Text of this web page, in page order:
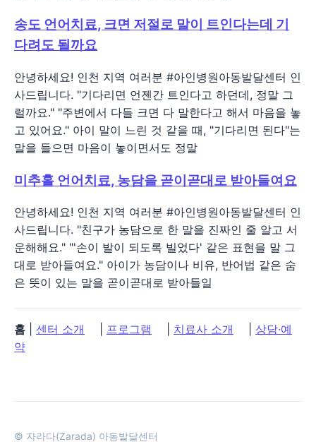
송도 언어치료, 크면 저절로 말이 트인다는데 기
다려도 될까요
안녕하세요! 인천 지역 여러분 #아인병원아동발달센터 인
사드립니다. "기다리면 언젠간 트인다고 하던데, 정말 그
럴까요." "주변에서 다들 크면 다 말한다고 해서 마음을 놓
고 있어요." 아이 말이 느린 것 같을 때, "기다리면 된다"는
말을 들으면 마음이 놓이면서도 정말
미추홀 언어치료, 농담을 곧이곧대로 받아들여요
안녕하세요! 인천 지역 여러분 #아인병원아동발달센터 인
사드립니다. "친구가 농담으로 한 말을 진짜인 줄 알고 서
운해해요." "'손이 발이 되도록 빌었다' 같은 표현을 말 그
대로 받아들여요." 아이가 농담이나 비유, 반어법 같은 숨
은 뜻이 있는 말을 곧이곧대로 받아들일
홈 센터 소개 프로그램 치료사 소개
상담·예
약
© 자라다(Zarada) 아동발달센터